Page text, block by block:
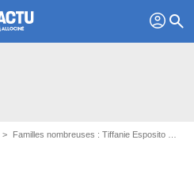
profil search
Familles nombreuses : Tiffanie Esposito adresse un message à Loana et lance un appel